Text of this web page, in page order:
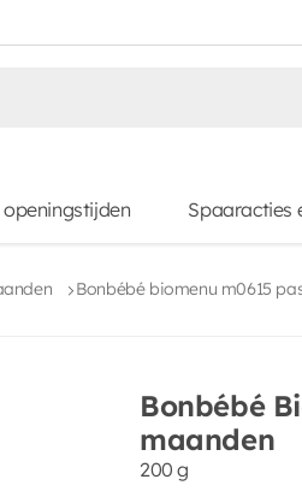
openingstijden Spaaracties
Bonbébé biomenu m0615
Bonbébé
maanden
200 g